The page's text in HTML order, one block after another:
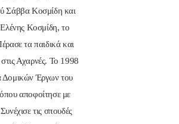
Σάββα Κοσμίδη και
Ελένης Κοσμίδη, το
τα παιδικά και
Αχαρνές. Το 1998
Δομικών Έργων του
αποφοίτησε με
τις σπουδές